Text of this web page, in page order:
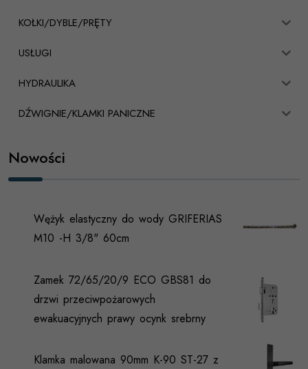
KOŁKI/DYBLE/PRĘTY
USŁUGI
HYDRAULIKA
DŹWIGNIE/KLAMKI PANICZNE
Nowości
Wężyk elastyczny do wody GRIFERIAS
M10 -H 3/8" 60cm
Zamek 72/65/20/9 ECO GBS81 do
drzwi przeciwpożarowych
ewakuacyjnych prawy ocynk srebrny
Klamka malowana 90mm K-90 ST-27 z